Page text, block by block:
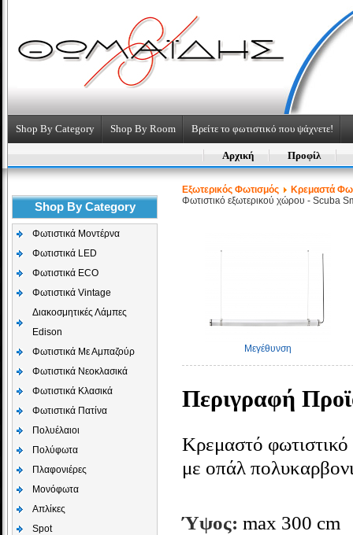
Shop By Category Shop By Room Βρείτε το φωτιστικό που ψάχνετε!
Αρχική Προφίλ
Shop By Category
Φωτιστικά Μοντέρνα
Φωτιστικά LED
Φωτιστικά ECO
Φωτιστικά Vintage
Διακοσμητικές Λάμπες
Edison
Φωτιστικά Με Αμπαζούρ
Φωτιστικά Νεοκλασικά
Φωτιστικά Κλασικά
Φωτιστικά Πατίνα
Πολυέλαιοι
Πολύφωτα
Πλαφονιέρες
Μονόφωτα
Απλίκες
Spot
Εξωτερικός Φωτισμός
Κρεμαστά
Φωτιστικό εξωτερικού χώρου - Scuba
Μεγέθυνση
Περιγραφή
Κρεμαστό
με οπάλ
Ύψος: max 300 cm